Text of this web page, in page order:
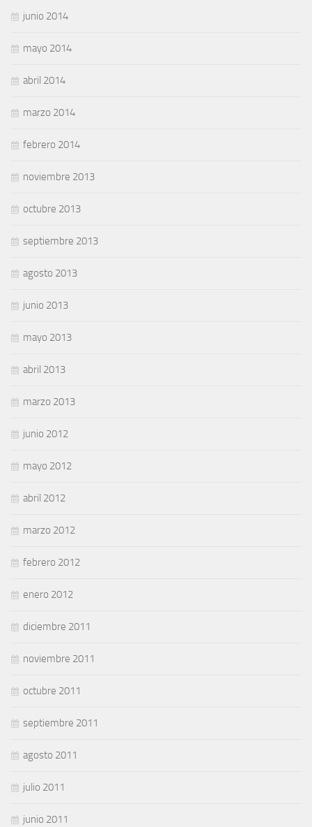
junio 2014
mayo 2014
abril 2014
marzo 2014
febrero 2014
noviembre 2013
octubre 2013
septiembre 2013
agosto 2013
junio 2013
mayo 2013
abril 2013
marzo 2013
junio 2012
mayo 2012
abril 2012
marzo 2012
febrero 2012
enero 2012
diciembre 2011
noviembre 2011
octubre 2011
septiembre 2011
agosto 2011
julio 2011
junio 2011